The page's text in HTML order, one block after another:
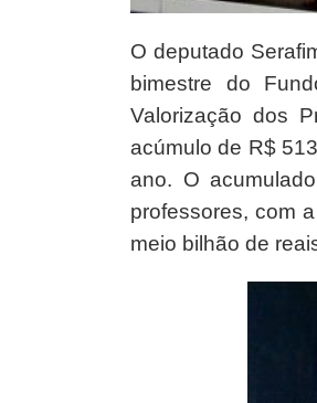
O deputado
bimestre do
Valorização dos
acúmulo de R$
ano. O
professores, com
meio bilhão de